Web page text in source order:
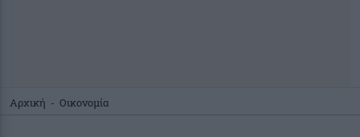
Αρχική - Οικονομία